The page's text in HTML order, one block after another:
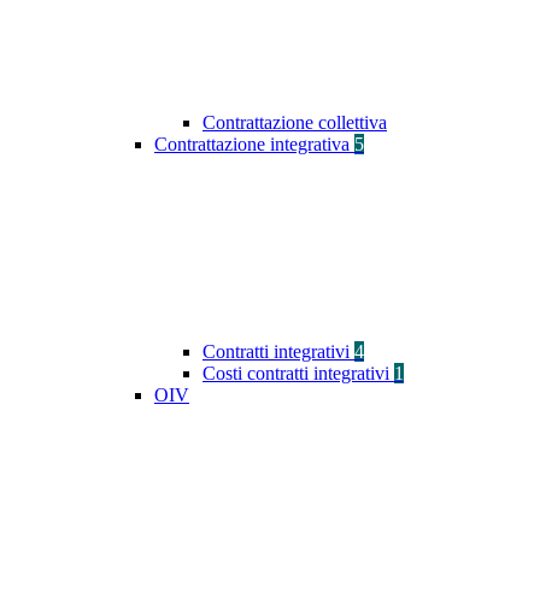
Contrattazione collettiva
Contrattazione integrativa 5
Contratti integrativi 4
Costi contratti integrativi 1
OIV